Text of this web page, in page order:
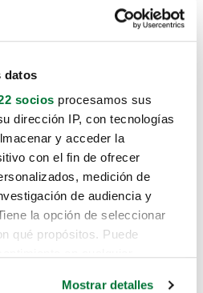
datos
socios procesamos sus
dirección IP, con tecnologías
y acceder la
con el fin de ofrecer
medición de
de audiencia y
la opción de seleccionar
qué propósitos. Puede
Mostrar detalles
sabemos como
hasta aquí.
el coche que estás
estos enlaces: